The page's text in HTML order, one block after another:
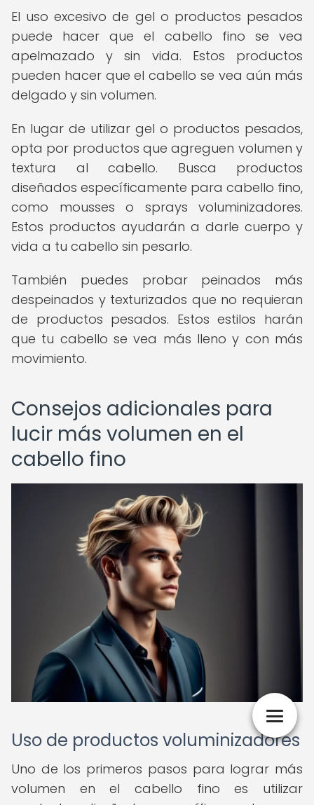
El uso excesivo de gel o productos pesados
puede hacer que el cabello fino se vea
apelmazado y sin vida. Estos productos
pueden hacer que el cabello se vea aún más
delgado y sin volumen.
En lugar de utilizar gel o productos pesados,
opta por productos que agreguen volumen y
textura al cabello. Busca productos
diseñados específicamente para cabello fino,
como mousses o sprays voluminizadores.
Estos productos ayudarán a darle cuerpo y
vida a tu cabello sin pesarlo.
También puedes probar peinados más
despeinados y texturizados que no requieran
de productos pesados. Estos estilos harán
que tu cabello se vea más lleno y con más
movimiento.
Consejos adicionales para
lucir más volumen en el
cabello fino
Uso de productos voluminizadores
Uno de los primeros pasos para lograr más
volumen en el cabello fino es utilizar